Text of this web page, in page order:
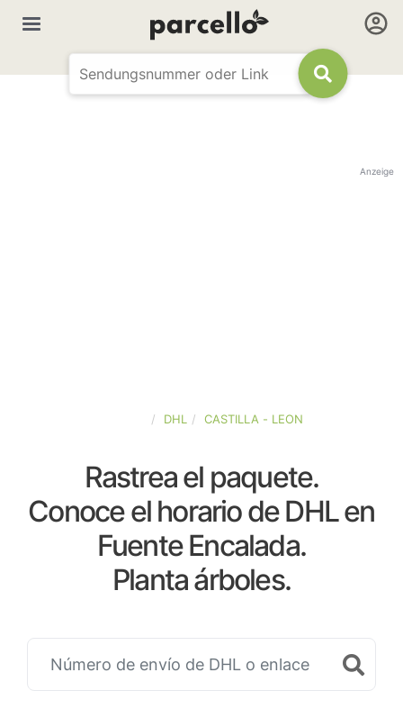
Anzeige
DHL CASTILLA - LEON
Rastrea el paquete.
Conoce el horario de DHL en
Fuente Encalada.
Planta árboles.